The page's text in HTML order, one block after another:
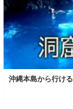
沖縄本島から行け